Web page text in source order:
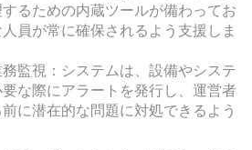
るための内蔵ツールが備わってお
員が常に確保されるよう支援しま
監視：システムは、設備やシステ
な際にアラートを発行し、運営者
に潜在的な問題に対処できるよう